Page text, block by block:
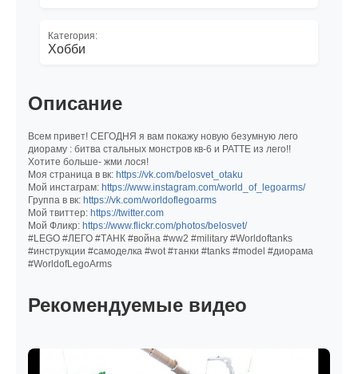
Категория:
Хобби
Описание
Всем привет! СЕГОДНЯ я вам покажу новую безумную лего
диораму : битва стальных монстров кв-6 и РАТТЕ из лего!!
Хотите больше- жми лося!
Моя страница в вк: https://vk.com/belosvet_otaku
Мой инстаграм: https://www.instagram.com/world_of_legoarms/
Группа в вк: https://vk.com/worldoflegoarms
Мой твиттер: https://twitter.com
Мой Фликр: https://www.flickr.com/photos/belosvet/
#LEGO #ЛЕГО #ТАНК #война #ww2 #military #Worldoftanks
#инструкции #самоделка #wot #танки #tanks #model #диорама
#WorldofLegoArms
Рекомендуемые видео